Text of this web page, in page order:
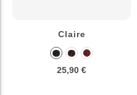
Claire
25,90 €